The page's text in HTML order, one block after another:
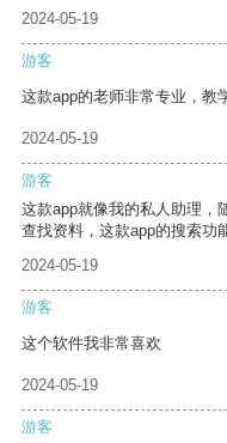
2024-05-19
游客
这款app的老师非常专业，教
2024-05-19
游客
这款app就像我的私人助理，
查找资料，这款app的搜索功
2024-05-19
游客
这个软件我非常喜欢
2024-05-19
游客